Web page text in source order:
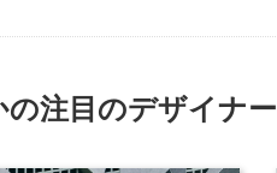
の注目のデザイナー